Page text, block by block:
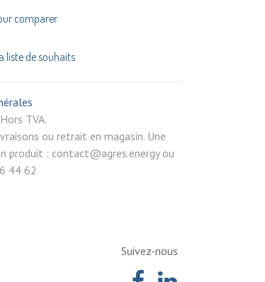
comparer
liste de souhaits
Hors TVA.
ou retrait en magasin. Une
produit : contact@agres.energy ou
44 62
Suivez-nous